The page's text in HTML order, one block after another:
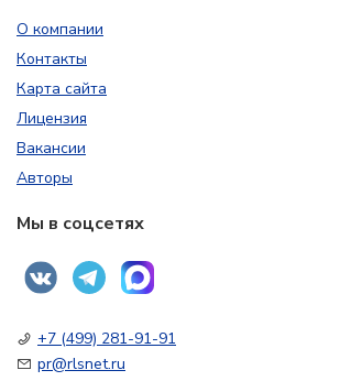
О компании
Контакты
Карта сайта
Лицензия
Вакансии
Авторы
Мы в соцсетях
+7 (499) 281-91-91
pr@rlsnet.ru